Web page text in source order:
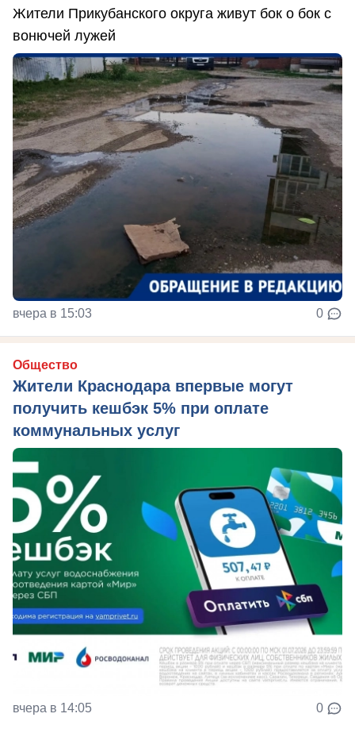
Жители Прикубанского округа живут бок о бок с
вонючей лужей
вчера в 15:03 0
Общество
Жители Краснодара впервые могут
получить кешбэк 5% при оплате
коммунальных услуг
вчера в 14:05 0